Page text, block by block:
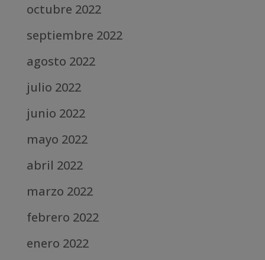
octubre 2022
septiembre 2022
agosto 2022
julio 2022
junio 2022
mayo 2022
abril 2022
marzo 2022
febrero 2022
enero 2022